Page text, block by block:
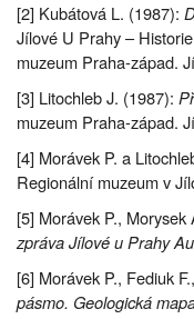
[2] Kubátová L. (1987):
Jílové U Prahy –
muzeum Praha-západ.
[3] Litochleb J. (1987):
muzeum Praha-západ.
[4] Morávek P. a
Regionální muzeum v
[5] Morávek P.,
zpráva Jílové u Prahy
[6] Morávek P., Fediuk
pásmo. Geologická